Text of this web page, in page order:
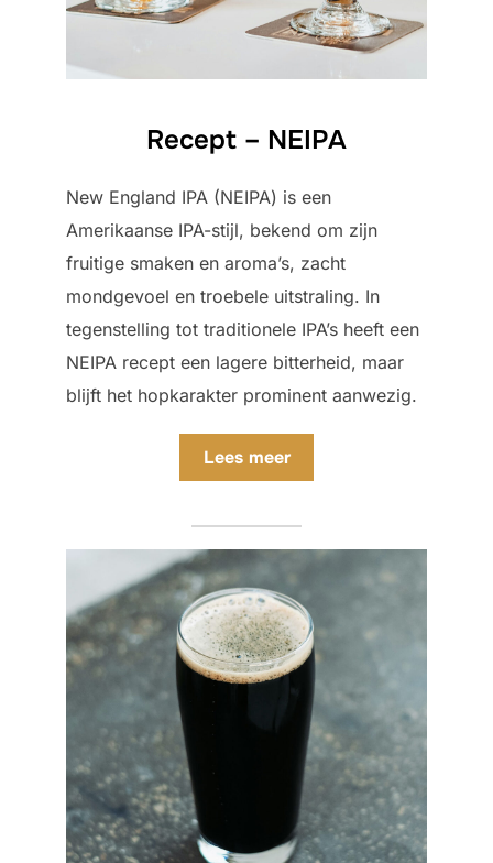
Recept – NEIPA
New England IPA (NEIPA) is een
Amerikaanse IPA-stijl, bekend om zijn
fruitige smaken en aroma’s, zacht
mondgevoel en troebele uitstraling. In
tegenstelling tot traditionele IPA’s heeft een
NEIPA recept een lagere bitterheid, maar
blijft het hopkarakter prominent aanwezig.
Lees meer